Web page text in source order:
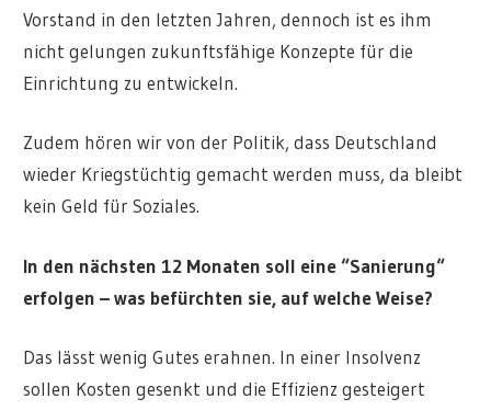
Vorstand in den letzten Jahren, dennoch ist es ihm
nicht gelungen zukunftsfähige Konzepte für die
Einrichtung zu entwickeln.
Zudem hören wir von der Politik, dass Deutschland
wieder Kriegstüchtig gemacht werden muss, da bleibt
kein Geld für Soziales.
In den nächsten 12 Monaten soll eine “Sanierung“
erfolgen – was befürchten sie, auf welche Weise?
Das lässt wenig Gutes erahnen. In einer Insolvenz
sollen Kosten gesenkt und die Effizienz gesteigert